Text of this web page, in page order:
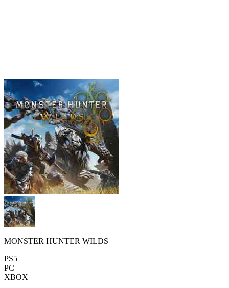
MONSTER HUNTER WILDS
PS5
PC
XBOX